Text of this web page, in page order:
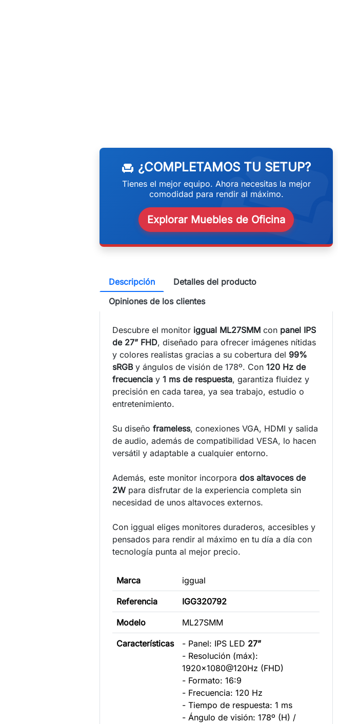
weekend
chair ¿COMPLETAMOS TU SETUP?
Tienes el mejor equipo. Ahora necesitas la mejor
comodidad para rendir al máximo.
Explorar Muebles de Oficina
Descripción
Detalles del producto
Opiniones de los clientes
Descubre el monitor iggual ML27SMMcon panel IPS
de 27” FHD, diseñado para ofrecer imágenes nítidas
y colores realistas gracias a su cobertura del 99%
sRGBy ángulos de visión de 178º. Con120 Hz de
frecuencia y1 ms de respuesta, garantiza fluidez y
precisión en cada tarea, ya sea trabajo, estudio o
entretenimiento.
Su diseñoframeless, conexiones VGA, HDMI y salida
de audio, además de compatibilidad VESA, lo hacen
versátil y adaptable a cualquier entorno.
Además, este monitor incorporados altavoces de
2W para disfrutar de la experiencia completa sin
necesidad de unos altavoces externos.
Con iggual eliges monitores duraderos, accesibles y
pensados para rendir al máximo en tu día a día con
tecnología punta al mejor precio.
Marca iggual
Referencia IGG320792
Modelo ML27SMM
Características - Panel: IPS LED 27”
- Resolución (máx):
1920x1080@120Hz (FHD)
- Formato: 16:9
- Frecuencia: 120 Hz
- Tiempo de respuesta: 1 ms
- Ángulo de visión: 178º (H) /